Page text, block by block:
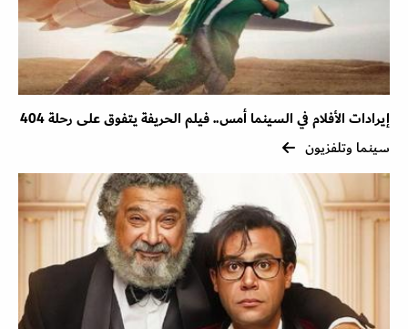
إيرادات الأفلام في السينما أمس.. فيلم الحريفة يتفوق على رحلة 404
سينما وتلفزيون